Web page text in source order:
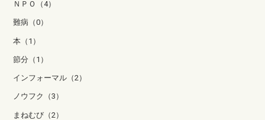
ＮＰＯ（4）
難病（0）
本（1）
節分（1）
インフォーマル（2）
ノウフク（3）
まねむび（2）